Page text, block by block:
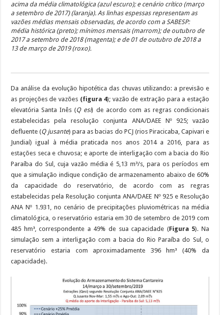
acima da média climatológica (azul escuro); e cenário crítico (março
a setembro de 2017) (laranja). As linhas espessas representam as
vazões médias mensais observadas, de acordo com a SABESP:
média histórica (preto); mínimos mensais (marrom); de outubro de
2017 a setembro de 2018 (magenta); e de 01 de outubro de 2018 a
13 de março de 2019 (roxo).
Da análise da evolução hipotética das chuvas utilizando: a previsão e
as projeções de vazões (figura 4); vazão de extração para a estação
elevatória Santa Inês (Q esi) de acordo com as regras condicionais
estabelecidas pela resolução conjunta ANA/DAEE Nº 925; vazão
defluente (Q jusante) para as bacias do PCJ (rios Piracicaba, Capivari e
Jundiaí) igual à média praticada nos anos 2014 a 2016, para as
estações seca e chuvosa; e aporte de interligação com a bacia do Rio
Paraíba do Sul, cuja vazão média é 5,13 m³/s, para os períodos em
que a simulação indique condição de armazenamento abaixo de 60%
da capacidade do reservatório, de acordo com as regras
estabelecidas pela Resolução conjunta ANA/DAEE Nº 925 e Resolução
ANA Nº 1.931, no cenário de precipitações pluviométricas na média
climatológica, o reservatório estaria em 30 de setembro de 2019 com
485 hm³, correspondente a 49% de sua capacidade (Figura 5). Na
simulação sem a interligação com a bacia do Rio Paraíba do Sul, o
reservatório estaria com aproximadamente 396 hm³ (40% da
capacidade).